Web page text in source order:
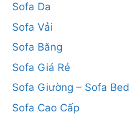
Sofa Da
Sofa Vải
Sofa Băng
Sofa Giá Rẻ
Sofa Giường – Sofa Bed
Sofa Cao Cấp